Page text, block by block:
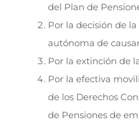
del Plan de
Por la decisión de
autónoma de
Por la extinción de
Por la efectiva
de los Derechos
de Pensiones de